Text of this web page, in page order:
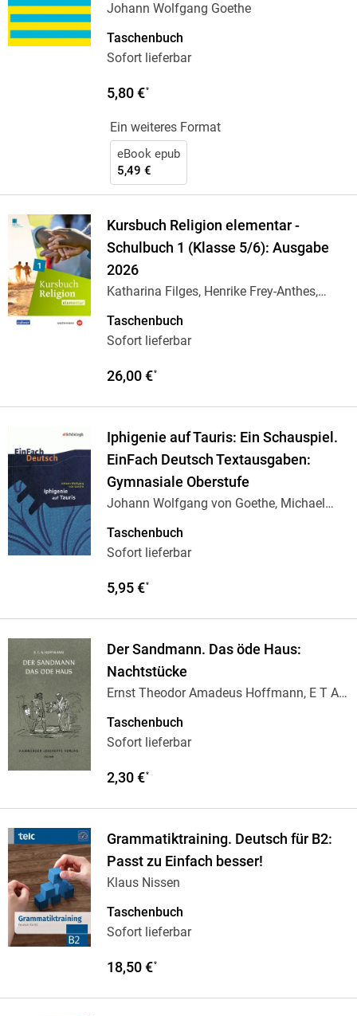
Johann Wolfgang Goethe
Taschenbuch
Sofort lieferbar
5,80 €*
Ein weiteres Format
eBook epub
5,49 €
Kursbuch Religion elementar -
Schulbuch 1 (Klasse 5/6): Ausgabe
2026
Katharina Filges, Henrike Frey-Anthes,
Taschenbuch
Sofort lieferbar
26,00 €*
Iphigenie auf Tauris: Ein Schauspiel.
EinFach Deutsch Textausgaben:
Gymnasiale Oberstufe
Johann Wolfgang von Goethe, Michael
Taschenbuch
Sofort lieferbar
5,95 €*
Der Sandmann. Das öde Haus:
Nachtstücke
Ernst Theodor Amadeus Hoffmann, E T A
Taschenbuch
Sofort lieferbar
2,30 €*
Grammatiktraining. Deutsch für B2:
Passt zu Einfach besser!
Klaus Nissen
Taschenbuch
Sofort lieferbar
18,50 €*